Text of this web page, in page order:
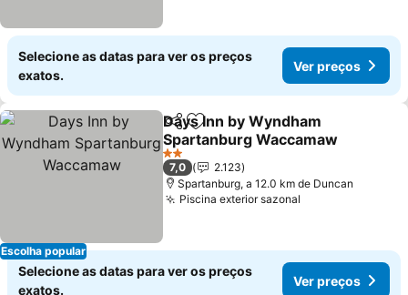
Selecione as datas para ver os preços
exatos.
Ver preços
Escolha popular
PartilharAdicionar aos favoritos
Days Inn by Wyndham
Spartanburg Waccamaw
2 Estrelas
7,0
2.123
Spartanburg, a 12.0 km de Duncan
Piscina exterior sazonal
Selecione as datas para ver os preços
exatos.
Ver preços